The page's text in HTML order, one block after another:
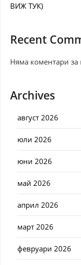
ВИЖ ТУК)
Recent
Няма коментари за
Archives
август 2026
юли 2026
юни 2026
май 2026
април 2026
март 2026
февруари 2026